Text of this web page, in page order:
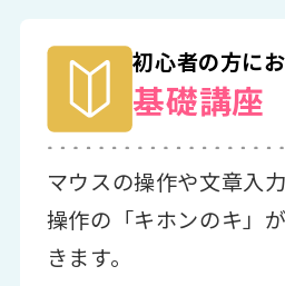
初心者の方に
基礎講座
マウスの操作や文章入
操作の「キホンのキ」
きます。